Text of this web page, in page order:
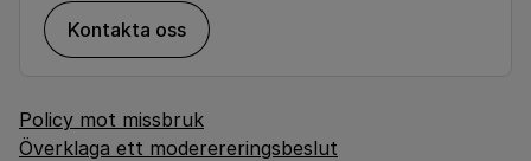
Kontakta oss
Policy mot missbruk
Överklaga ett moderereringsbeslut